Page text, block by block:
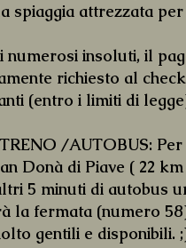
spiaggia attrezzata
numerosi insoluti, il
richiesto al
(entro i limiti di
/AUTOBUS:
Donà di Piave ( 22
5 minuti di autobus
la fermata (numero
gentili e disponibili.